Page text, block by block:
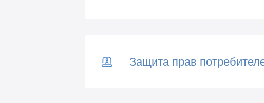
Защита прав